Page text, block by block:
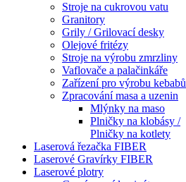
Stroje na cukrovou vatu
Granitory
Grily / Grilovací desky
Olejové fritézy
Stroje na výrobu zmrzliny
Vaflovače a palačinkáře
Zařízení pro výrobu kebabů
Zpracování masa a uzenin
Mlýnky na maso
Plničky na klobásy /
Plničky na kotlety
Laserová řezačka FIBER
Laserové Gravírky FIBER
Laserové plotry